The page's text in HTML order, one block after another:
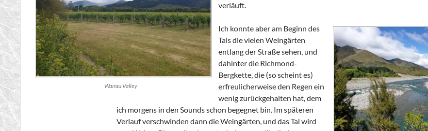
Wairau Valley
verläuft.
Ich konnte aber am Beginn des
Tals die vielen Weingärten
entlang der Straße sehen, und
dahinter die Richmond-
Bergkette, die (so scheint es)
erfreulicherweise den Regen ein
wenig zurückgehalten hat, dem
ich morgens in den Soundsschon begegnet bin. Im späteren
Verlauf verschwinden dann die Weingärten, und das Tal wird